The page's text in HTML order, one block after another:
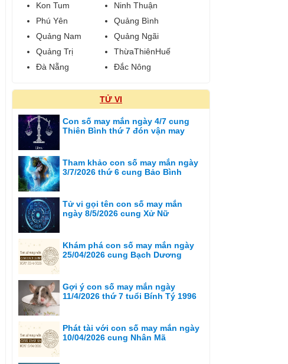
Kon Tum
Ninh Thuận
Phú Yên
Quảng Bình
Quảng Nam
Quảng Ngãi
Quảng Trị
ThừaThiênHuế
Đà Nẵng
Đắc Nông
TỬ VI
Con số may mắn ngày 4/7 cung
Thiên Bình thứ 7 đón vận may
Tham khảo con số may mắn ngày
3/7/2026 thứ 6 cung Bảo Bình
Tử vi gọi tên con số may mắn
ngày 8/5/2026 cung Xử Nữ
Khám phá con số may mắn ngày
25/04/2026 cung Bạch Dương
Gợi ý con số may mắn ngày
11/4/2026 thứ 7 tuổi Bính Tý 1996
Phát tài với con số may mắn ngày
10/04/2026 cung Nhân Mã